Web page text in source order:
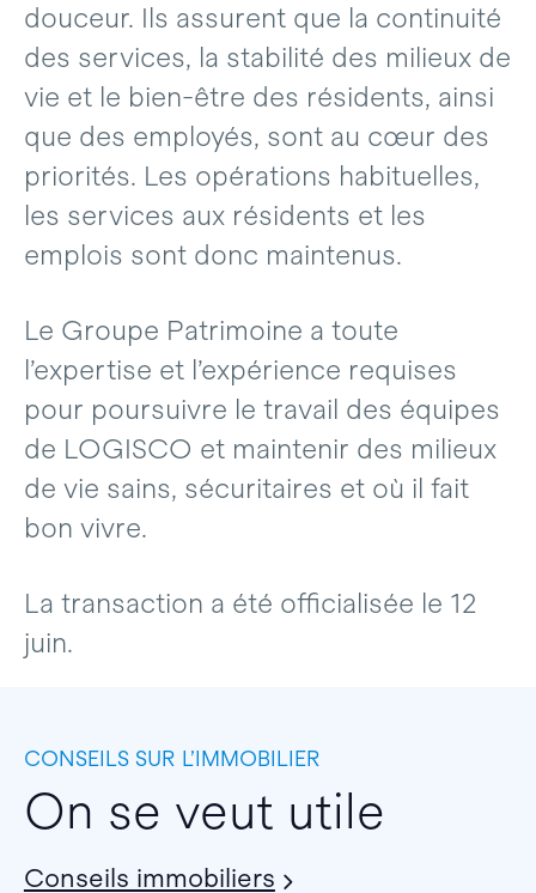
douceur. Ils assurent que la continuité
des services, la stabilité des milieux de
vie et le bien-être des résidents, ainsi
que des employés, sont au cœur des
priorités. Les opérations habituelles,
les services aux résidents et les
emplois sont donc maintenus.
Le Groupe Patrimoine a toute
l’expertise et l’expérience requises
pour poursuivre le travail des équipes
de LOGISCO et maintenir des milieux
de vie sains, sécuritaires et où il fait
bon vivre.
La transaction a été officialisée le 12
juin.
CONSEILS SUR L’IMMOBILIER
On se veut utile
Conseils immobiliers